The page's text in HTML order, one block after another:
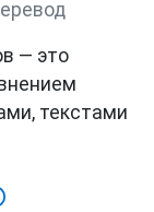
— это
текстами